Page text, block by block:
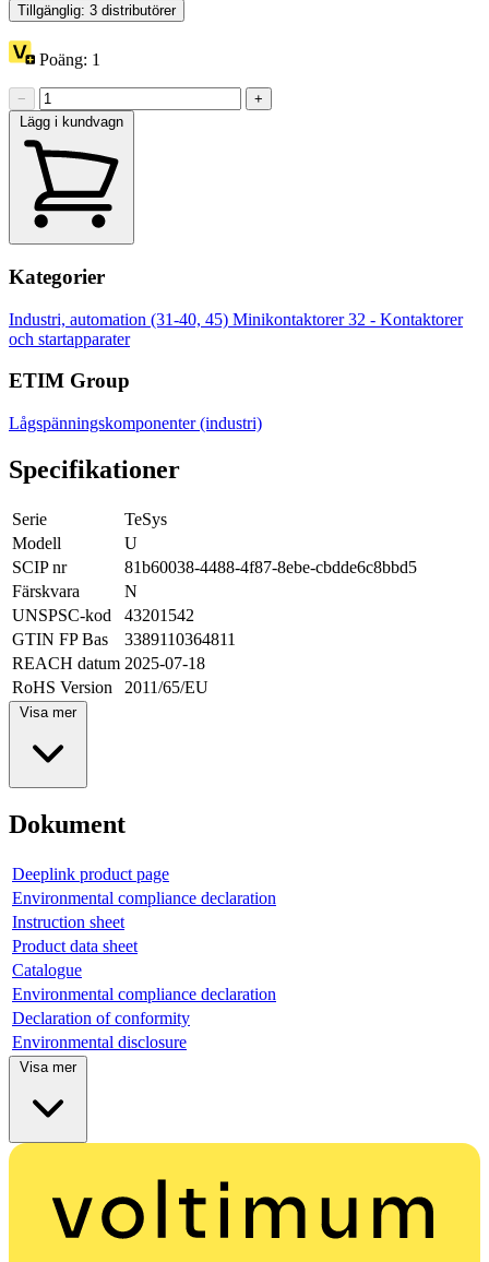
Tillgänglig: 3 distributörer
Poäng: 1
−
+
Lägg i kundvagn
Kategorier
Industri, automation (31-40, 45) Minikontaktorer32 - Kontaktorer
och startapparater
ETIM Group
Lågspänningskomponenter (industri)
Specifikationer
Serie
TeSys
Modell
U
SCIP nr
81b60038-4488-4f87-8ebe-cbdde6c8bbd5
Färskvara
N
UNSPSC-kod
43201542
GTIN FP Bas
3389110364811
REACH datum 2025-07-18
RoHS Version
2011/65/EU
Visa mer
Dokument
Deeplink product page
Environmental compliance declaration
Instruction sheet
Product data sheet
Catalogue
Environmental compliance declaration
Declaration of conformity
Environmental disclosure
Visa mer